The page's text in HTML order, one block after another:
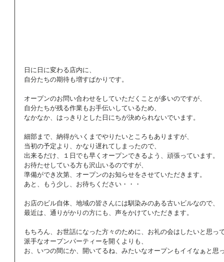
日に日に変わる店内に、
自分たちの期待も増すばかりです。
オープンのお問い合わせをしていただくことが多いのですが、
自分たちが残る作業もお手伝いしているため、
なかなか、はっきりとした日にちが決められないでいます。
細部まで、納得がいくまでやりたいところもありますが、
当初の予定より、かなり遅れてしまったので、
出来るだけ、１日でも早くオープンできるよう、頑張っています。
お待たせしている方も沢山いるのですが、
準備ができ次第、オープンのお知らせをさせていただきます。
あと、もう少し、お待ちください・・・
お店のビル自体、地域の皆さんには馴染みのある古いビルなので、
最近は、通りがかりの方にも、声をかけていただきます。
もちろん、お世話になった方々のために、お礼の会はしたいと思っ
派手なオープンパーティーを開くよりも、
お、いつの間にか、開いてるね、みたいなオープンもイイなぁと思